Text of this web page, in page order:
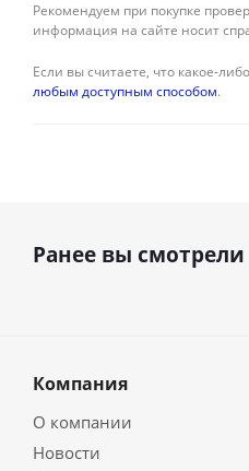
Рекомендуем при покупке
информация на сайте носит
Если вы считаете, что какое-
любым доступным способом.
Ранее вы смотрели
Компания
О компании
Новости